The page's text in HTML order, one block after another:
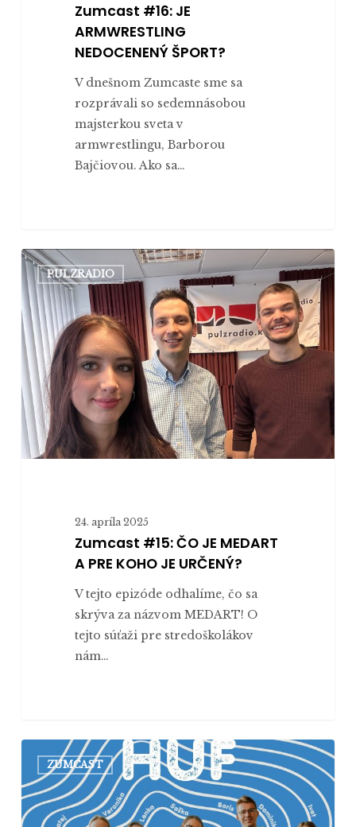
Zumcast #16: JE
ARMWRESTLING
NEDOCENENÝ ŠPORT?
V dnešnom Zumcaste sme sa
rozprávali so sedemnásobou
majsterkou sveta v
armwrestlingu, ⁠Barborou
Bajčiovou⁠. Ako sa…
Zumcast
#15:
ČO
JE
MEDART
A
PRE
KOHO
JE
URČENÝ?
PULZRADIO
24. apríla 2025
Zumcast #15: ČO JE MEDART
A PRE KOHO JE URČENÝ?
V tejto epizóde odhalíme, čo sa
skrýva za názvom ⁠MEDART⁠! O
tejto súťaži pre stredoškolákov
nám…
Zumcast
#14:
AKO
MÔŽEME
ZUMCAST